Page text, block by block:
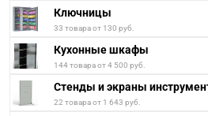
Ключницы
33 товара от 130 руб.
Кухонные шкафы
144 товара от 4 500 руб.
Стенды и экраны
22 товара от 1 643 руб.